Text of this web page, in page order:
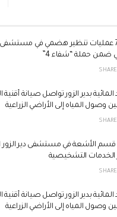
إجراء 7 عمليات تنظير هضمي في مستشفى
ضمن حملة “شفاء 4”
المائية بدير الزور تواصل صيانة أقنية
وصول المياه إلى الأراضي الزراعية
قسم الأشعة في مستشفى دير الزور
الخدمات التشخيصية
المائية بدير الزور تواصل صيانة أقنية
وصول المياه إلى الأراضي الزراعية